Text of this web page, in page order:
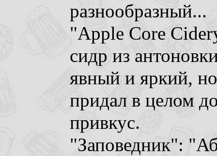
разнообразный...
"Apple Core
сидр из
явный и яркий,
придал в целом
привкус.
"Заповедник":